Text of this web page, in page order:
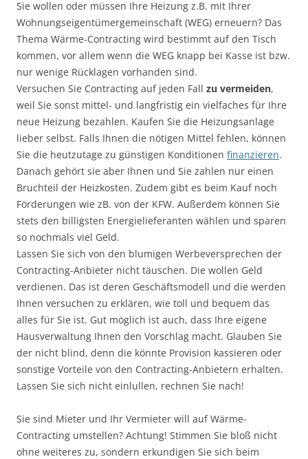
Sie wollen oder müssen Ihre Heizung z.B. mit Ihrer
Wohnungseigentümergemeinschaft (WEG) erneuern? Das
Thema Wärme-Contracting wird bestimmt auf den Tisch
kommen, vor allem wenn die WEG knapp bei Kasse ist bzw.
nur wenige Rücklagen vorhanden sind.
Versuchen Sie Contracting auf jeden Fall zu vermeiden,
weil Sie sonst mittel- und langfristig ein vielfaches für Ihre
neue Heizung bezahlen. Kaufen Sie die Heizungsanlage
lieber selbst. Falls Ihnen die nötigen Mittel fehlen, können
Sie die heutzutage zu günstigen Konditionen finanzieren.
Danach gehört sie aber Ihnen und Sie zahlen nur einen
Bruchteil der Heizkosten. Zudem gibt es beim Kauf noch
Förderungen wie zB. von der KFW. Außerdem können Sie
stets den billigsten Energielieferanten wählen und sparen
so nochmals viel Geld.
Lassen Sie sich von den blumigen Werbeversprechen der
Contracting-Anbieter nicht täuschen. Die wollen Geld
verdienen. Das ist deren Geschäftsmodell und die werden
Ihnen versuchen zu erklären, wie toll und bequem das
alles für Sie ist. Gut möglich ist auch, dass Ihre eigene
Hausverwaltung Ihnen den Vorschlag macht. Glauben Sie
der nicht blind, denn die könnte Provision kassieren oder
sonstige Vorteile von den Contracting-Anbietern erhalten.
Lassen Sie sich nicht einlullen, rechnen Sie nach!
Sie sind Mieter und Ihr Vermieter will auf Wärme-
Contracting umstellen? Achtung! Stimmen Sie bloß nicht
ohne weiteres zu, sondern erkundigen Sie sich beim